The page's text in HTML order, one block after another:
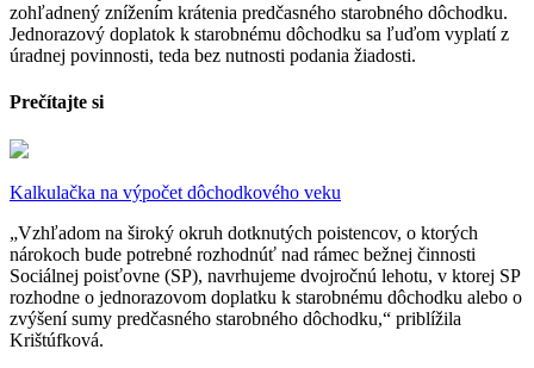
zohľadnený znížením krátenia predčasného starobného dôchodku.
Jednorazový doplatok k starobnému dôchodku sa ľuďom vyplatí z
úradnej povinnosti, teda bez nutnosti podania žiadosti.
Prečítajte si
Kalkulačka na výpočet dôchodkového veku
„Vzhľadom na široký okruh dotknutých poistencov, o ktorých
nárokoch bude potrebné rozhodnúť nad rámec bežnej činnosti
Sociálnej poisťovne (SP), navrhujeme dvojročnú lehotu, v ktorej SP
rozhodne o jednorazovom doplatku k starobnému dôchodku alebo o
zvýšení sumy predčasného starobného dôchodku,“ priblížila
Krištúfková.